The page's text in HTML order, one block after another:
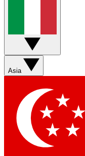
Asia